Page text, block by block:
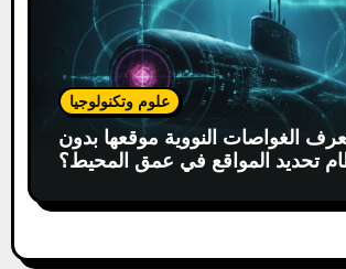
علوم وتكنولوجيا
الغواصات النووية موقعها بدون
تحديد المواقع في عمق المحيط؟